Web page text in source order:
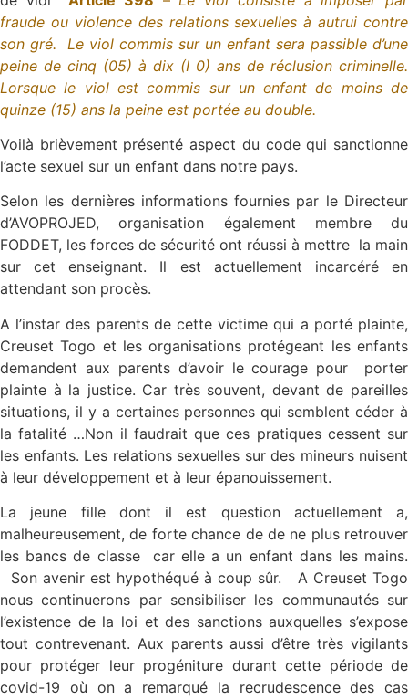
fraude ou violence des relations sexuelles à autrui contre
son gré. Le viol commis sur un enfant sera passible d’une
peine de cinq (05) à dix (I 0) ans de réclusion criminelle.
Lorsque le viol est commis sur un enfant de moins de
quinze (15) ans la peine est portée au double.
Voilà brièvement présenté aspect du code qui sanctionne
l’acte sexuel sur un enfant dans notre pays.
Selon les dernières informations fournies par le Directeur
d’AVOPROJED, organisation également membre du
FODDET, les forces de sécurité ont réussi à mettre la main
sur cet enseignant. Il est actuellement incarcéré en
attendant son procès.
A l’instar des parents de cette victime qui a porté plainte,
Creuset Togo et les organisations protégeant les enfants
demandent aux parents d’avoir le courage pour porter
plainte à la justice. Car très souvent, devant de pareilles
situations, il y a certaines personnes qui semblent céder à
la fatalité …Non il faudrait que ces pratiques cessent sur
les enfants. Les relations sexuelles sur des mineurs nuisent
à leur développement et à leur épanouissement.
La jeune fille dont il est question actuellement a,
malheureusement, de forte chance de de ne plus retrouver
les bancs de classe car elle a un enfant dans les mains.
Son avenir est hypothéqué à coup sûr. A Creuset Togo
nous continuerons par sensibiliser les communautés sur
l’existence de la loi et des sanctions auxquelles s’expose
tout contrevenant. Aux parents aussi d’être très vigilants
pour protéger leur progéniture durant cette période de
covid-19 où on a remarqué la recrudescence des cas